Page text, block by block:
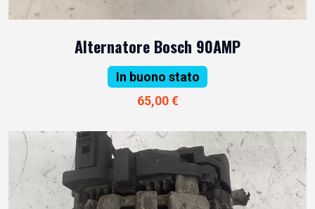
Alternatore Bosch 90AMP
In buono stato
65,00 €